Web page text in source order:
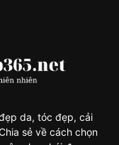
da, tóc đẹp, cải
sẻ về cách chọn